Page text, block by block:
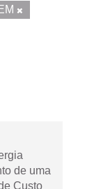
de uma
Custo